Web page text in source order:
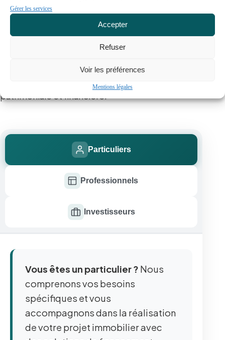
Gérer les services
Accepter
Refuser
Voir les préférences
Mentions légales
Notre équipe vous accompagne avec des
solutions personnalisées, adaptées à votre profil
et à vos projets. Quelle que soit la nature de votre
structure, nous mettons à votre service notre
patrimoniale et financière.
Particuliers
Professionnels
Investisseurs
Vous êtes un particulier ? Nous
comprenons vos besoins
spécifiques et vous
accompagnons dans la réalisation
de votre projet immobilier avec